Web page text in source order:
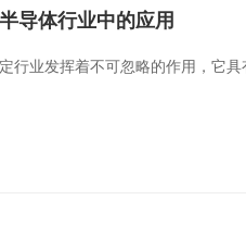
导体行业中的应用
行业发挥着不可忽略的作用，它